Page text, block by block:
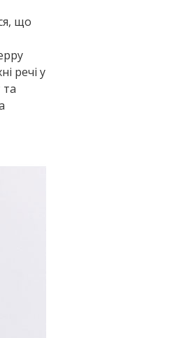
що
речі у
та